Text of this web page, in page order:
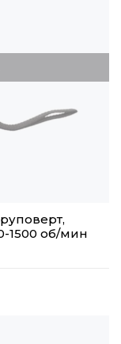
1500 об/мин